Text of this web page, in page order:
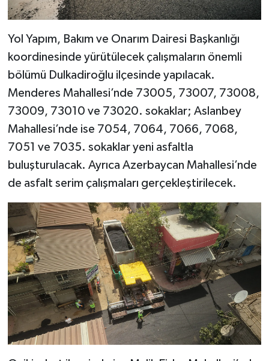
Yol Yapım, Bakım ve Onarım Dairesi Başkanlığı
koordinesinde yürütülecek çalışmaların önemli
bölümü Dulkadiroğlu ilçesinde yapılacak.
Menderes Mahallesi’nde 73005, 73007, 73008,
73009, 73010 ve 73020. sokaklar; Aslanbey
Mahallesi’nde ise 7054, 7064, 7066, 7068,
7051 ve 7035. sokaklar yeni asfaltla
buluşturulacak. Ayrıca Azerbaycan Mahallesi’nde
de asfalt serim çalışmaları gerçekleştirilecek.
Politika
YEREL
BÖLGEDEN
ASAYİŞ
SEÇİM 2015
BİLİM VE TEKNOLOJİ
YARIŞMALAR
TANITIM
HABERDE İNSAN